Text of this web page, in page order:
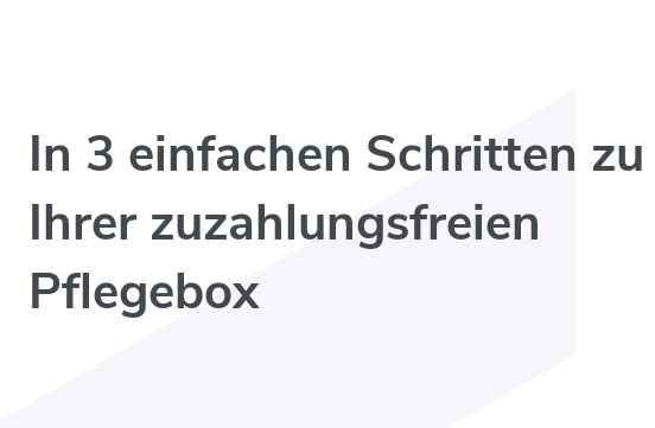
In 3 einfachen Schritten zu
Ihrer zuzahlungsfreien
Pflegebox